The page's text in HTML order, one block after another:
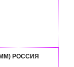
РОССИЯ